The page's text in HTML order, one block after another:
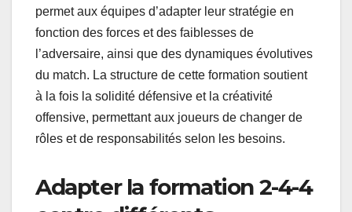
permet aux équipes d’adapter leur stratégie en
fonction des forces et des faiblesses de
l’adversaire, ainsi que des dynamiques évolutives
du match. La structure de cette formation soutient
à la fois la solidité défensive et la créativité
offensive, permettant aux joueurs de changer de
rôles et de responsabilités selon les besoins.
Adapter la formation 2-4-4